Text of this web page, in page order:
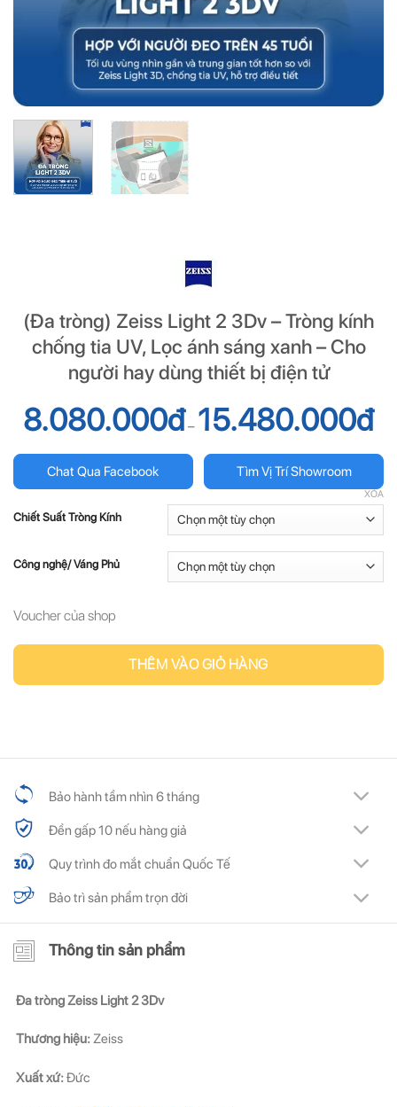
(Đa tròng) Zeiss Light 2 3Dv – Tròng kính
chống tia UV, Lọc ánh sáng xanh – Cho
người hay dùng thiết bị điện tử
8.080.000đ– 15.480.000đ
Chat Qua Facebook Tìm Vị Trí Showroom
Chiết Suất Tròng Kính
Công nghệ/ Váng Phủ
XÓA
Voucher của shop
THÊM VÀO GIỎ HÀNG
Bảo hành tầm nhìn 6 tháng
Đền gấp 10 nếu hàng giả
Quy trình đo mắt chuẩn Quốc Tế
Bảo trì sản phẩm trọn đời
Thông tin sản phẩm
Đa tròng Zeiss Light 2 3Dv
Thương hiệu:Zeiss
Xuất xứ:Đức
(Vui lòng check thư mục Promotion hoặc Spam nếu bạn không thấy email từ Hải
Triều)
(Vui lòng check thư mục Promotion hoặc Spam nếu bạn không thấy email từ Hải
Triều)